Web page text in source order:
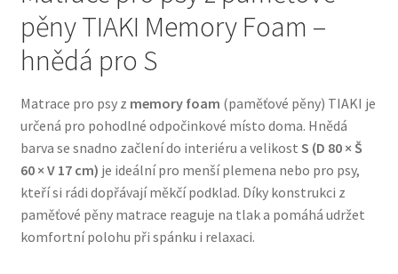
Bozita pro psy — Švédské krmivo s nordickou kvalitou
Granule pro psy
Natural Trainer pro psy — Italské krmivo s
přírodními složkami
pěny TIAKI Memory Foam –
hnědá pro S
Matrace pro psy z memory foam (paměťové pěny) TIAKI je
určená pro pohodlné odpočinkové místo doma. Hnědá
barva se snadno začlení do interiéru a velikost S (D 80 × Š
60 × V 17 cm) je ideální pro menší plemena nebo pro psy,
kteří si rádi dopřávají měkčí podklad. Díky konstrukci z
paměťové pěny matrace reaguje na tlak a pomáhá udržet
komfortní polohu při spánku i relaxaci.